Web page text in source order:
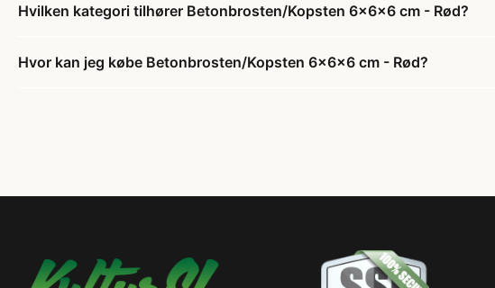
Hvilken kategori tilhører Betonbrosten/Kopsten 6x6x6 cm - Rød?
Hvor kan jeg købe Betonbrosten/Kopsten 6x6x6 cm - Rød?